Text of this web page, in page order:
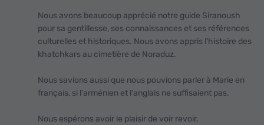
Nous avons beaucoup apprécié notre guide Siranoush
pour sa gentillesse, ses connaissances et ses références
culturelles et historiques. Nous avons appris l'histoire des
khatchkars au cimetière de Noraduz.
Nous savions aussi que nous pouvions parler à Marie en
français, si l'arménien et l'anglais ne suffisaient pas.
Nous espérons avoir le plaisir de voir revoir,